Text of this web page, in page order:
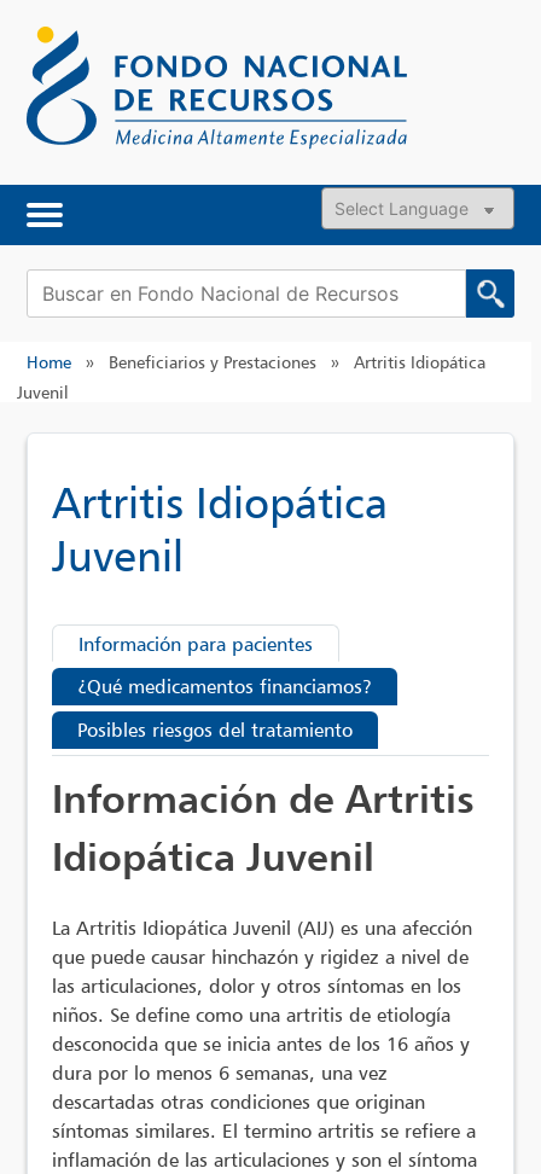
content
Powered by
Buscar:
Home » Beneficiarios y Prestaciones »
Artritis Idiopática
Juvenil
Artritis Idiopática
Juvenil
Información para pacientes
¿Qué medicamentos financiamos?
Posibles riesgos del tratamiento
Información de Artritis
Idiopática Juvenil
La Artritis Idiopática Juvenil (AIJ) es una afección
que puede causar hinchazón y rigidez a nivel de
las articulaciones, dolor y otros síntomas en los
niños. Se define como una artritis de etiología
desconocida que se inicia antes de los 16 años y
dura por lo menos 6 semanas, una vez
descartadas otras condiciones que originan
síntomas similares. El termino artritis se refiere a
inflamación de las articulaciones y son el síntoma